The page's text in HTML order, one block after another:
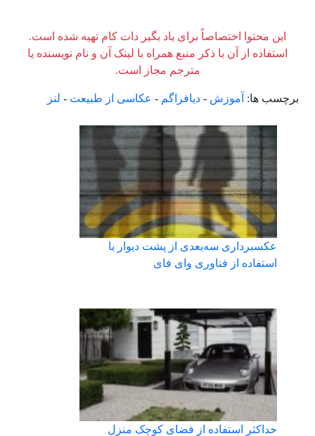
این محتوا اختصاصاً برای یاد بگیر دات کام تهیه شده است.
استفاده از آن با ذکر منبع همراه با لینک آن و نام نویسنده یا
مترجم مجاز است.
برچسب ها: آموزش - دیافراگم - عکاسی از طبیعت - لنز
عکسبرداری سه‌بعدی از پشت دیوار با
استفاده از فناوری وای فای
حداکثر استفاده از فضای کوچک منزل